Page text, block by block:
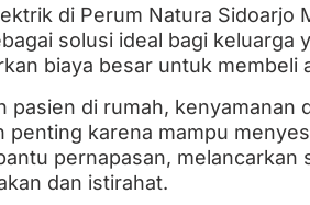
di Perum Natura Sidoarjo
solusi ideal bagi
biaya besar untuk membeli
pasien di rumah,
penting karena mampu
pernapasan,
dan istirahat.